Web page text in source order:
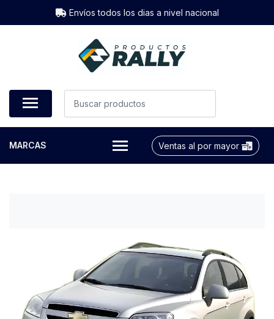
Envíos todos los dias a nivel nacional
MARCAS Ventas al por mayor